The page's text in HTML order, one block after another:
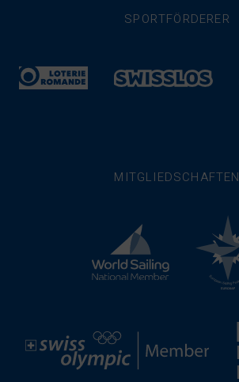
SPORTFÖRDERER
MITGLIEDSCHAFTEN